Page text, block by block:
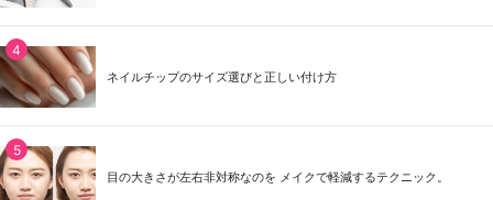
ネイルチップのサイズ選びと正しい付け方
目の大きさが左右非対称なのを メイクで軽減するテクニック。